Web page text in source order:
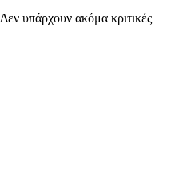
Δεν υπάρχουν ακόμα κριτικές